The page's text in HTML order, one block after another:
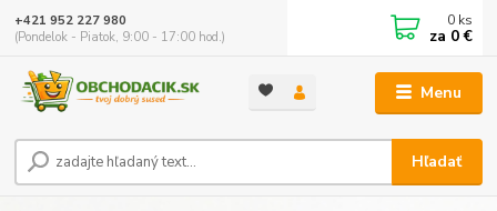
Menu
Hľadať
+421 952 227 980
(Pondelok - Piatok, 9:00 - 17:00 hod.)
0 ks
za 0 €